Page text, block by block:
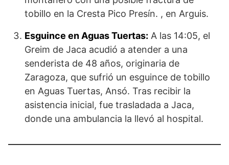
tobillo en la Cresta Pico Presín. , en Arguis.
Esguince en Aguas Tuertas: A las 14:05, el
Greim de Jaca acudió a atender a una
senderista de 48 años, originaria de
Zaragoza, que sufrió un esguince de tobillo
en Aguas Tuertas, Ansó. Tras recibir la
asistencia inicial, fue trasladada a Jaca,
donde una ambulancia la llevó al hospital.